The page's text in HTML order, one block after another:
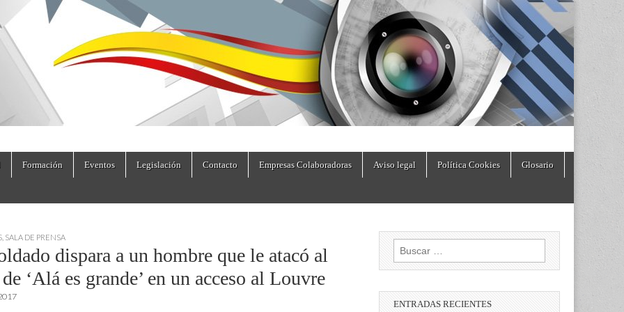
Formación Eventos Legislación Contacto Empresas Colaboradoras Aviso legal Política Cookies Glosario
SALA DE PRENSA
dispara a un hombre que le atacó al
‘Alá es grande’ en un acceso al Louvre
Buscar:
ENTRADAS RECIENTES